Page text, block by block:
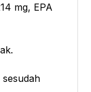
mg, EPA